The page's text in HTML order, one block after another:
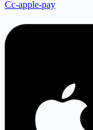
Cc-apple-pay